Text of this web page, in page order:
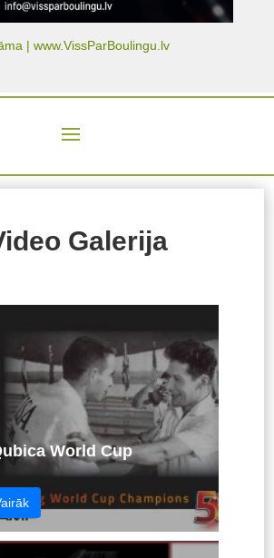
| www.VissParBoulingu.lv
Galerija
World Cup